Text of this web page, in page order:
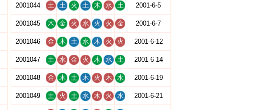
2001044 土 土 火 土 木 水 土 2001-6-5
2001045 木 金 火 水 火 火 金 2001-6-7
2001046 金 木 土 水 木 火 火 2001-6-12
2001047 土 水 金 火 木 水 土 2001-6-14
2001048 金 木 土 木 火 木 水 2001-6-19
2001049 土 火 土 水 木 火 水 2001-6-21